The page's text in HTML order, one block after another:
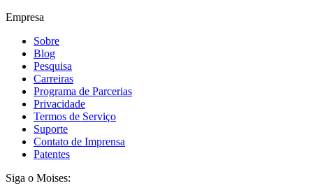
Empresa
Sobre
Blog
Pesquisa
Carreiras
Programa de Parcerias
Privacidade
Termos de Serviço
Suporte
Contato de Imprensa
Patentes
Siga o Moises: